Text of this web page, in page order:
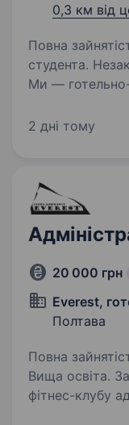
0,3 км від
Повна
студента.
Ми —
Європейській,
(від…
2 дні тому
20 000 грн
Everest,
Полтава
Повна
Вища освіта. Запрошуємо на роботу до
фітнес-клубу